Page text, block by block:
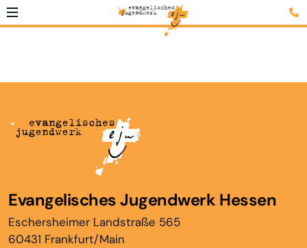
Evangelisches Jugendwerk Hessen
Eschersheimer Landstraße 565
60431 Frankfurt/Main